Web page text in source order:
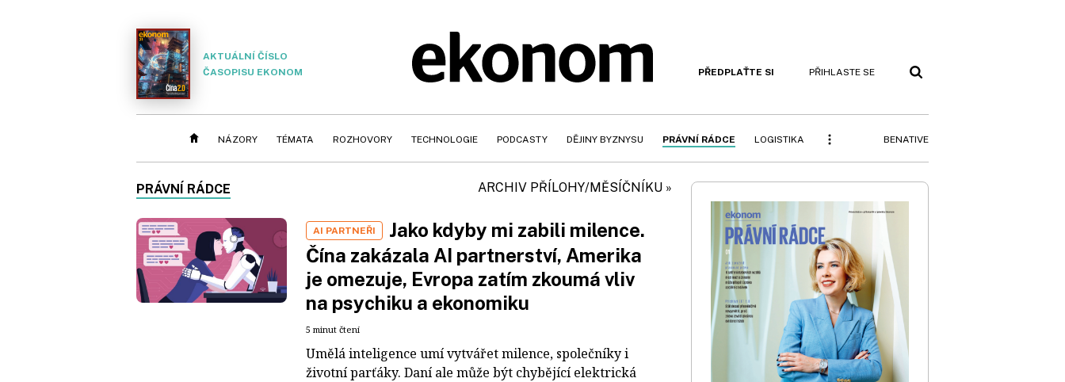
AKTUÁLNÍ ČÍSLO
ČASOPISU EKONOM
PŘEDPLAŤTE SI PŘIHLASTE SE
NÁZORY TÉMATA ROZHOVORY TECHNOLOGIE PODCASTY DĚJINY BYZNYSU PRÁVNÍ RÁDCE LOGISTIKA BENATIVE
PRÁVNÍ RÁDCE ARCHIV PŘÍLOHY/MĚSÍČNÍKU »
AI PARTNEŘI
Jako kdyby mi zabili milence.
Čína zakázala AI partnerství, Amerika
je omezuje, Evropa zatím zkoumá vliv
na psychiku a ekonomiku
5 minut čtení
Umělá inteligence umí vytvářet milence, společníky i
životní parťáky. Daní ale může být chybějící elektrická